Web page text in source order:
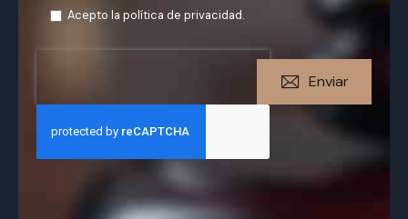
Acepto la política de privacidad.
Enviar